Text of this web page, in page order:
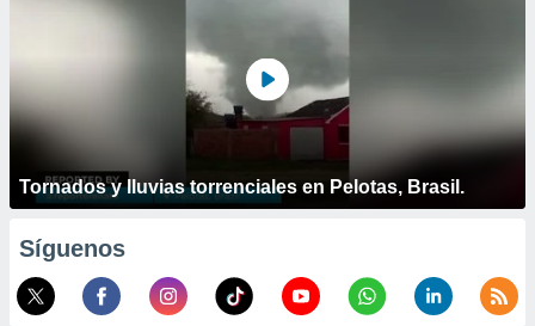
Tornados y lluvias torrenciales en Pelotas, Brasil.
Síguenos